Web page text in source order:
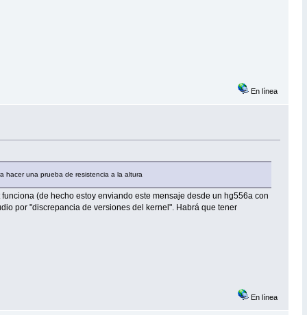
En línea
hacer una prueba de resistencia a la altura
(de hecho estoy enviando este mensaje desde un hg556a con
por "discrepancia de versiones del kernel". Habrá que tener
En línea